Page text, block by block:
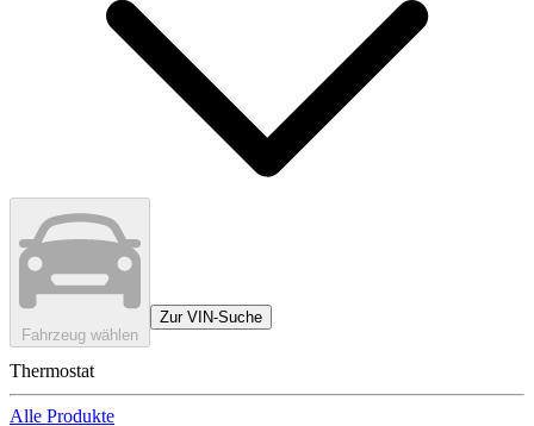
Fahrzeug wählen
Zur VIN-Suche
Thermostat
Alle Produkte